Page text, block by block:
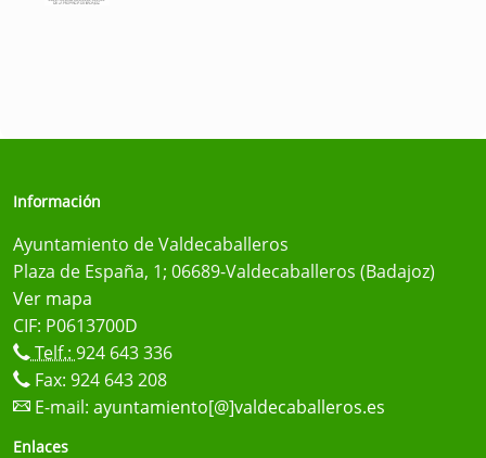
Información
Ayuntamiento de Valdecaballeros
Plaza de España, 1; 06689-Valdecaballeros (Badajoz)
Ver mapa
CIF: P0613700D
Telf.: 924 643 336
Fax: 924 643 208
E-mail: ayuntamiento[@]valdecaballeros.es
Enlaces